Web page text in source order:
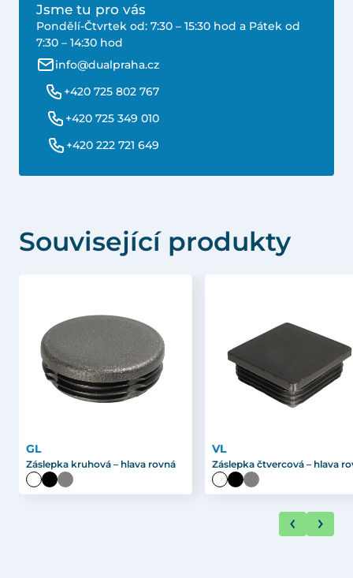
Jsme tu pro vás
Pondělí-Čtvrtek od: 7:30 – 15:30 hod a Pátek od
7:30 – 14:30 hod
info@dualpraha.cz
+420 725 802 767
+420 725 349 010
+420 222 721 649
Související produkty
GL
Záslepka kruhová – hlava rovná
VL
Záslepka čtvercová – hlava